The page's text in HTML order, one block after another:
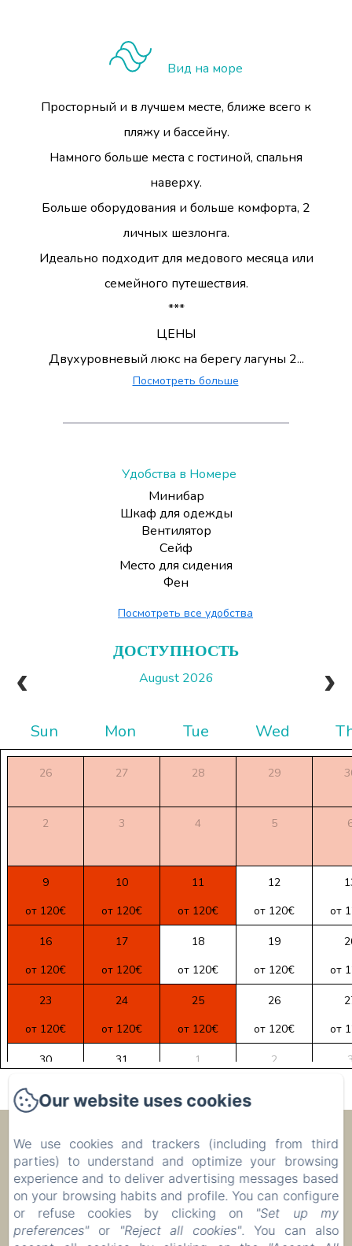
Вид на море
Просторный и в лучшем месте, ближе всего к
пляжу и бассейну.
Намного больше места с гостиной, спальня
наверху.
Больше оборудования и больше комфорта, 2
личных шезлонга.
Идеально подходит для медового месяца или
семейного путешествия.
***
ЦЕНЫ
Двухуровневый люкс на берегу лагуны 2...
Посмотреть больше
Удобства в Номере
Минибар
Шкаф для одежды
Вентилятор
Сейф
Место для сидения
Фен
Посмотреть все удобства
ДОСТУПНОСТЬ
August 2026
Sun Mon Tue Wed
26 27 28 29
2 3 4 5
9 10 11 12
от 120€
от 120€ от 120€ от 120€ от
16 17 18 19
от 120€
от 120€ от 120€ от 120€ от
23 24 25 26
от 120€
от 120€ от 120€ от 120€ от
30 31 1 2
от 120€
00 261 32 40 513 90
Бронировать
Размещение
Our website uses cookies
We use cookies and trackers (including from third
parties) to understand and optimize your browsing
experience and to deliver advertising messages based
on your browsing habits and profile. You can configure
or refuse cookies by clicking on "Set up my
preferences"or "Reject all cookies". You can also